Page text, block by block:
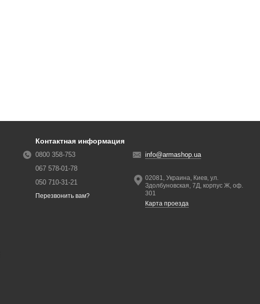
Контактная информация
0800 358-753
067 578-01-78
050 710-31-21
Перезвонить вам?
info@armashop.ua
02081, Украина, Киев, ул.
Здолбуновская, 7Д, корпус Ж, оф.
301
Карта проезда